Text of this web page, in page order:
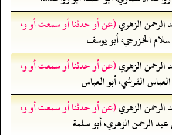
الرحمن الزهري(عن أو حدثنا أو سمعت أو و،
الخزرجي، أبو يوسف
الرحمن الزهري(عن أو حدثنا أو سمعت أو و،
القرشي، أبو العباس
الرحمن الزهري(عن أو حدثنا أو سمعت أو و،
الرحمن الزهري، أبو سلمة